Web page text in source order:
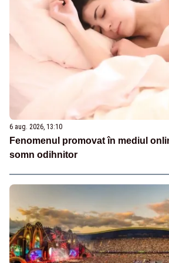
6 aug. 2026, 13:10
Fenomenul promovat în mediul
somn odihnitor